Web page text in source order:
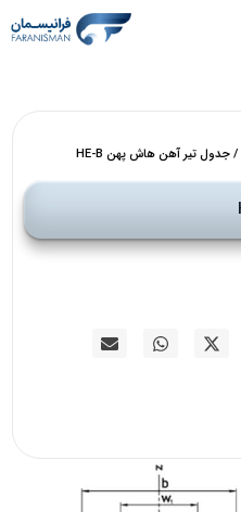
/جدول تیر آهن هاش پهن HE-B